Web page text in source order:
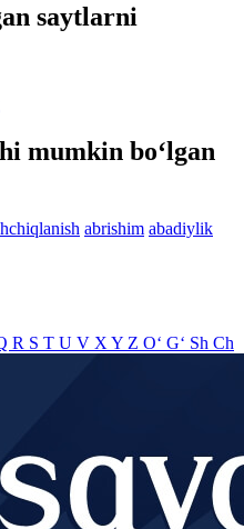
saytlarni
mumkin bo‘lgan
abrishim abadiylik
R S T U V X Y Z O‘ G‘ Sh Ch